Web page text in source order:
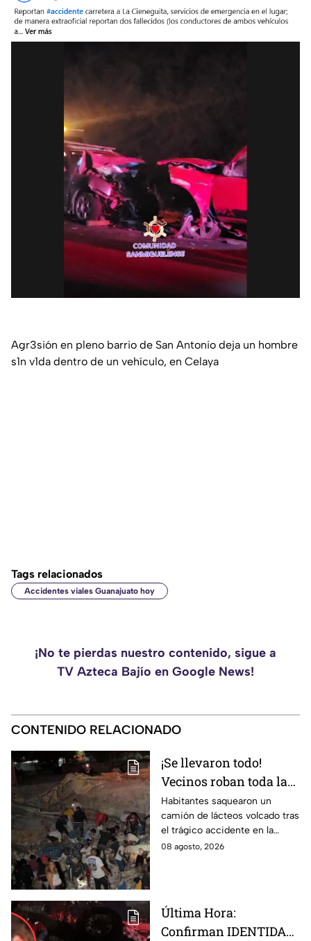
Agr3sión en pleno barrio de San Antonio deja un hombre
s1n v1da dentro de un vehículo, en Celaya
Tags relacionados
Accidentes viales Guanajuato hoy
¡No te pierdas nuestro contenido, sigue a
TV Azteca Bajío en Google News!
CONTENIDO RELACIONADO
¡Se llevaron todo!
Vecinos roban toda la
mercancía del tráiler
volcado en la carretera
de Irapuato
Habitantes saquearon un
camión de lácteos volcado tras
el trágico accidente en la
carretera Irapuato-Abasolo
08 agosto, 2026
Última Hora:
Confirman IDENTIDAD